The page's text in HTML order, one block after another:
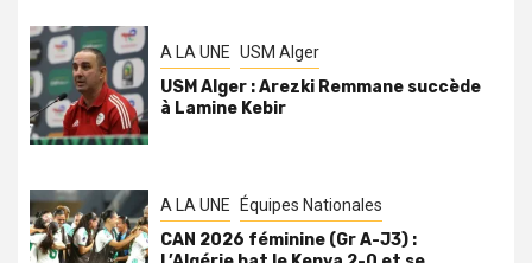
A LA UNE USM Alger
USM Alger : Arezki Remmane succède
à Lamine Kebir
A LA UNE Équipes Nationales
CAN 2026 féminine (Gr A-J3) :